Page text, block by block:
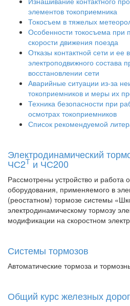
элементов токоприемника
Токосъем в тяжелых
Особенности токосъема
скорости движения поезда
Отказы контактной сети и ее
электроподвижного состава
восстановлении сети
Аварийные ситуации из-за
токоприемников и меры их
Техника безопасности при
осмотрах токоприемников
Список рекомендуемой
Электродинамический
ЧС2Т и ЧС200
Рассмотрены устройство и работа
оборудования, применяемого в
(реостатном) тормозе системы
электродинамическому тормозу
модификации на скоростном
Системы тормозов
Автоматические тормоза и
Общий курс железных дорог